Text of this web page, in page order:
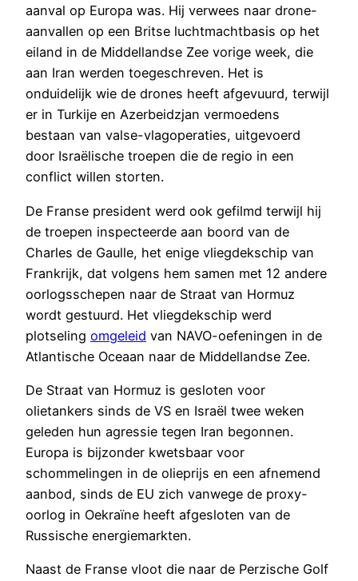
aanval op Europa was. Hij verwees naar drone-
aanvallen op een Britse luchtmachtbasis op het
eiland in de Middellandse Zee vorige week, die
aan Iran werden toegeschreven. Het is
onduidelijk wie de drones heeft afgevuurd, terwijl
er in Turkije en Azerbeidzjan vermoedens
bestaan van valse-vlagoperaties, uitgevoerd
door Israëlische troepen die de regio in een
conflict willen storten.
De Franse president werd ook gefilmd terwijl hij
de troepen inspecteerde aan boord van de
Charles de Gaulle, het enige vliegdekschip van
Frankrijk, dat volgens hem samen met 12 andere
oorlogsschepen naar de Straat van Hormuz
wordt gestuurd. Het vliegdekschip werd
plotseling omgeleid van NAVO-oefeningen in de
Atlantische Oceaan naar de Middellandse Zee.
De Straat van Hormuz is gesloten voor
olietankers sinds de VS en Israël twee weken
geleden hun agressie tegen Iran begonnen.
Europa is bijzonder kwetsbaar voor
schommelingen in de olieprijs en een afnemend
aanbod, sinds de EU zich vanwege de proxy-
oorlog in Oekraïne heeft afgesloten van de
Russische energiemarkten.
Naast de Franse vloot die naar de Perzische Golf